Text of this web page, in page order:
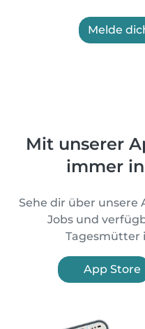
Melde
Mit unserer
immer
Sehe dir über unsere
Jobs und
Tagesmütter
App Store